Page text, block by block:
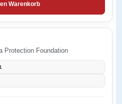
Warenkorb
Protection Foundation